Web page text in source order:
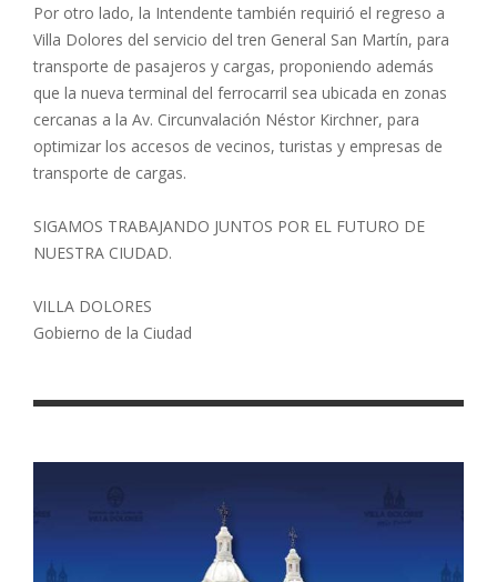
Por otro lado, la Intendente también requirió el regreso a
Villa Dolores del servicio del tren General San Martín, para
transporte de pasajeros y cargas, proponiendo además
que la nueva terminal del ferrocarril sea ubicada en zonas
cercanas a la Av. Circunvalación Néstor Kirchner, para
optimizar los accesos de vecinos, turistas y empresas de
transporte de cargas.
SIGAMOS TRABAJANDO JUNTOS POR EL FUTURO DE
NUESTRA CIUDAD.
VILLA DOLORES
Gobierno de la Ciudad